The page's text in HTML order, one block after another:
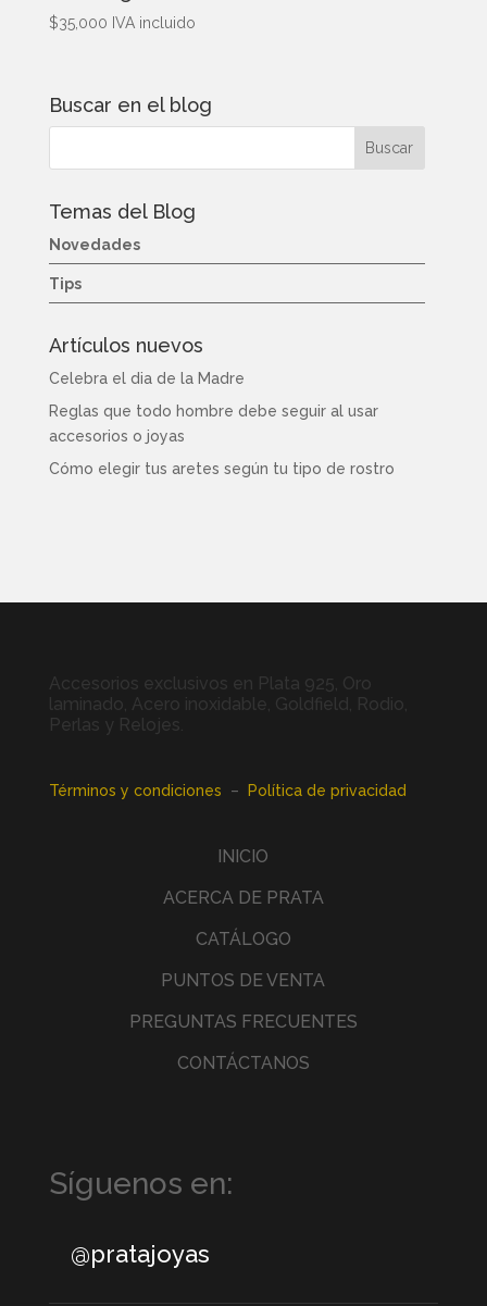
$35,000 IVA incluido
Buscar en el blog
Temas del Blog
Novedades
Tips
Artículos nuevos
Celebra el dia de la Madre
Reglas que todo hombre debe seguir al usar
accesorios o joyas
Cómo elegir tus aretes según tu tipo de rostro
Accesorios exclusivos en Plata 925, Oro
laminado, Acero inoxidable, Goldfield, Rodio,
Perlas y Relojes.
Términos y condiciones – Política de privacidad
INICIO
ACERCA DE PRATA
CATÁLOGO
PUNTOS DE VENTA
PREGUNTAS FRECUENTES
CONTÁCTANOS
Síguenos en:
@pratajoyas